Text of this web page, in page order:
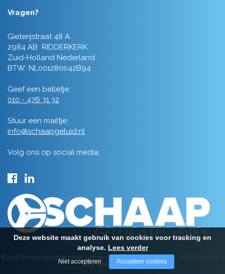
Vragen?
Gieterijstraat 48 A
2984 AB RIDDERKERK
Zuid-Holland Nederland
BTW: NL001280042B94
Geef een belletje:
010 - 476 31 32
Stuur een mailtje:
info@schaapgeluid.nl
Volg ons op social media:
© 2026 Schaap Geluidstechniek - privacy - algemene voorwaarden- Website realisatie
door Vanderperk Groep
Deze website maakt gebruik van cookies voor tracking en
analyse. Lees verder
Niet accepteren Accepteer cookies